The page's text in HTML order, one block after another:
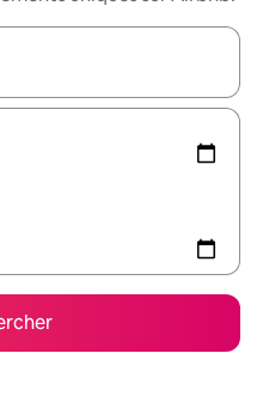
parcourez-les en utilisant